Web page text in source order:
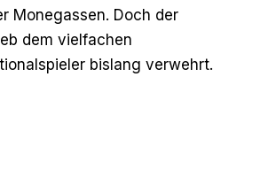
Monegassen. Doch der
dem vielfachen
bislang verwehrt.